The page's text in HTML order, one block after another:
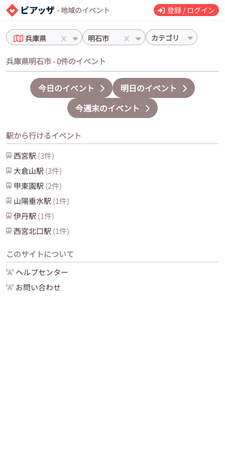
- 地域のイベント 登録 / ログイン
兵庫県 明石市 カテゴリ
兵庫県明石市 - 0件のイベント
今日のイベント
明日のイベント
今週末のイベント
駅から行けるイベント
西宮駅 (3件)
大倉山駅 (3件)
甲東園駅 (2件)
山陽垂水駅 (1件)
伊丹駅 (1件)
西宮北口駅 (1件)
このサイトについて
ヘルプセンター
お問い合わせ